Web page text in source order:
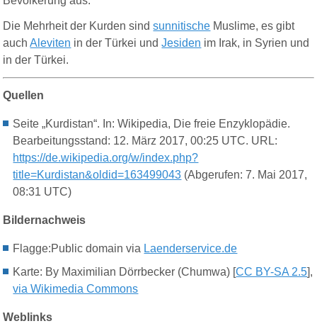
Die Mehrheit der Kurden sindsunnitische Muslime, es gibt
auchAleviten in der Türkei undJesiden im Irak, in Syrien und
in der Türkei.
Quellen
Seite „Kurdistan“. In: Wikipedia, Die freie Enzyklopädie.
Bearbeitungsstand: 12. März 2017, 00:25 UTC. URL:
https://de.wikipedia.org/w/index.php?
title=Kurdistan&oldid=163499043 (Abgerufen: 7. Mai 2017,
08:31 UTC)
Bildernachweis
Flagge:Public domain via Laenderservice.de
Karte: By Maximilian Dörrbecker (Chumwa) [CC BY-SA 2.5],
via Wikimedia Commons
Weblinks